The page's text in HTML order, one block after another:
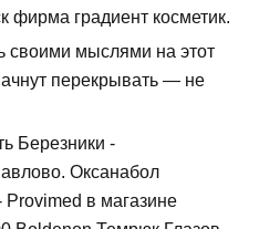
фирма градиент косметик.
своими мыслями на этот
перекрывать — не
Березники -
Оксанабол
в магазине